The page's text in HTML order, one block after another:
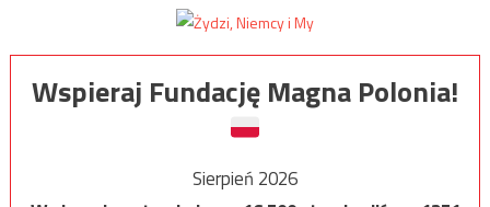
Wspieraj Fundację Magna Polonia!
Sierpień 2026